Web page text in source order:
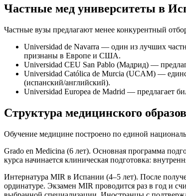
Частные мед университеты в
Частные вузы предлагают менее конкурентный
Universidad de Navarra — один из лучших
признаны в Европе и США.
Universidad CEU San Pablo (Мадрид) —
Universidad Católica de Murcia (UCAM) —
(испанский/английский).
Universidad Europea de Madrid — предлагает
Структура медицинского
Обучение медицине построено по единой
Grado en Medicina (6 лет). Основная программа
курса начинается клиническая подготовка:
Интернатура MIR в Испании (4–5 лет). После
ординатуре. Экзамен MIR проводится раз в год и